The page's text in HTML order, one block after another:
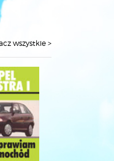
wszystkie >